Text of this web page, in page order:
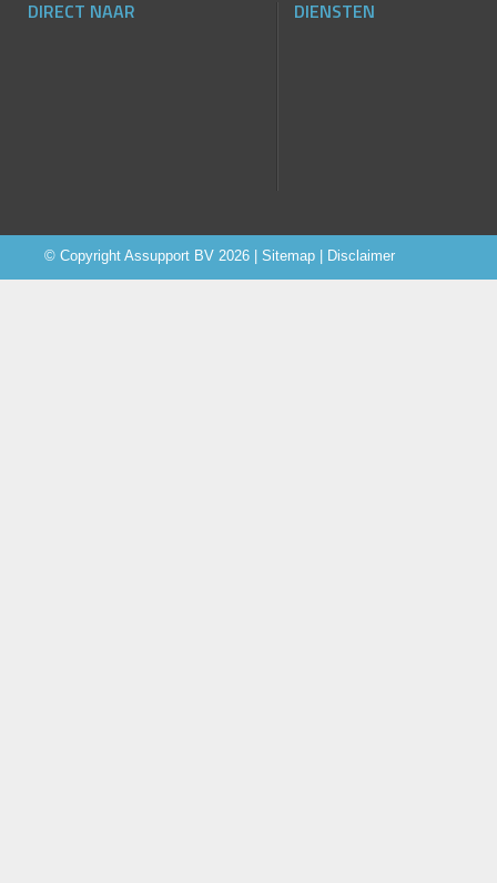
DIRECT NAAR DIENSTEN
© Copyright Assupport BV 2026 | Sitemap Disclaimer